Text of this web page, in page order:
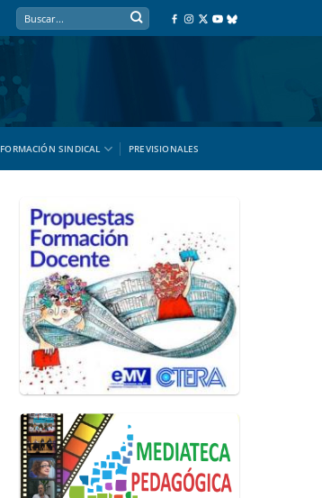
FORMACIÓN SINDICAL PREVISIONALES